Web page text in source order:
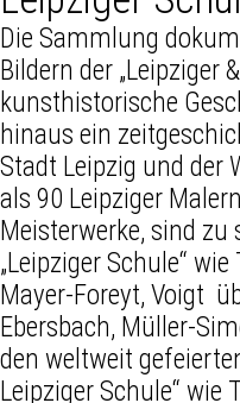
Die Sammlung
Bildern der „Leipziger
kunsthistorische
hinaus ein
Stadt Leipzig und der
als 90 Leipziger
Meisterwerke, sind zu
„Leipziger Schule“
Mayer-Foreyt, Voigt
Ebersbach, Müller-
den weltweit
Leipziger Schule“ wie